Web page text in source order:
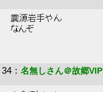
震源岩手やん
なんぞ
34 ： 名無しさん＠故郷VIP